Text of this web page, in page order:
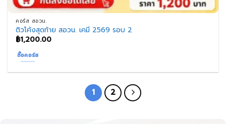
คอร์ส สอวน.
ติวโค้งสุดท้าย สอวน. เคมี 2569 รอบ 2
฿1,200.00
ซื้อคอร์ส
1 2